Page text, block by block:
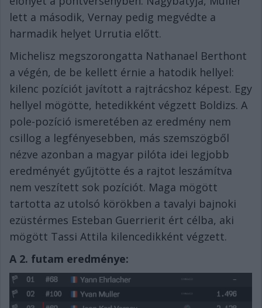
lett a második, Vernay pedig megvédte a
harmadik helyet Urrutia előtt.
Michelisz megszorongatta Nathanael Berthont
a végén, de be kellett érnie a hatodik hellyel:
kilenc pozíciót javított a rajtrácshoz képest. Egy
hellyel mögötte, hetedikként végzett Boldizs. A
pole-pozíció ismeretében az eredmény nem
csillog a legfényesebben, más szemszögből
nézve azonban a magyar pilóta idei legjobb
eredményét gyűjtötte és a rajtot leszámítva
nem veszített sok pozíciót. Maga mögött
tartotta az utolsó körökben a tavalyi bajnoki
ezüstérmes Esteban Guerrierit ért célba, aki
mögött Tassi Attila kilencedikként végzett.
A 2. futam eredménye: